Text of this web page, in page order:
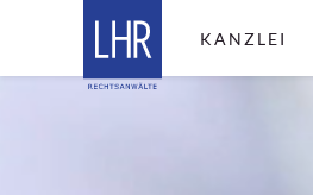
KANZLEI